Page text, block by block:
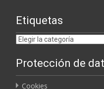
Etiquetas
Etiquetas
Protección de
Cookies